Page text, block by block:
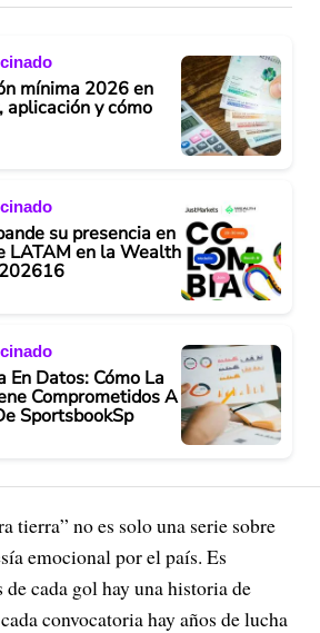
mínima 2026 en
aplicación y cómo
su presencia en
LATAM en la Wealth
En Datos: Cómo La
Comprometidos A
SportsbookSp
tierra” no es solo una serie sobre
emocional por el país. Es
de cada gol hay una historia de
convocatoria hay años de lucha